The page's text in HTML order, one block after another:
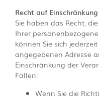
Recht auf
Sie haben das Recht,
Ihrer
können Sie sich
angegebenen Adresse
Einschränkung der
Fällen:
Wenn Sie die